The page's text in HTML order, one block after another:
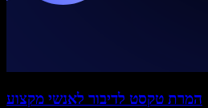
המרת טקסט לדיבור לאנשי מקצוע